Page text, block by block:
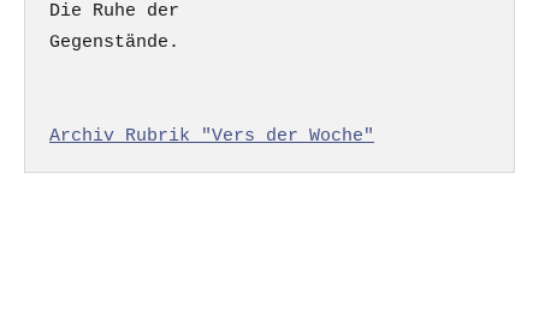
Die Ruhe der
Gegenstände.
Archiv Rubrik "Vers der Woche"